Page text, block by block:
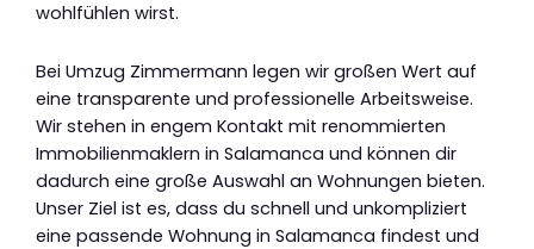
wohlfühlen wirst.
Bei Umzug Zimmermann legen wir großen Wert auf
eine transparente und professionelle Arbeitsweise.
Wir stehen in engem Kontakt mit renommierten
Immobilienmaklern in Salamanca und können dir
dadurch eine große Auswahl an Wohnungen bieten.
Unser Ziel ist es, dass du schnell und unkompliziert
eine passende Wohnung in Salamanca findest und